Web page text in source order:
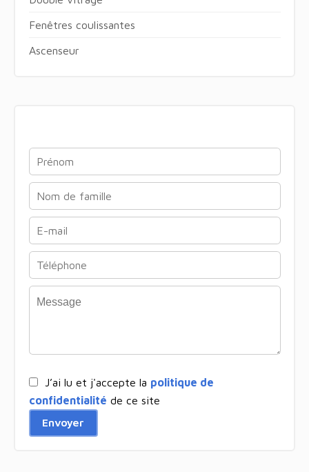
Fenêtres coulissantes
Ascenseur
J’ai lu et j'accepte la politique de
confidentialité de ce site
Envoyer